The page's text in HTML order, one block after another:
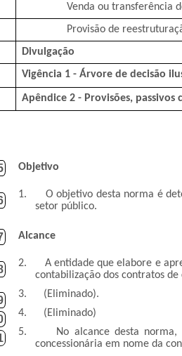
Venda ou transferência
Provisão de
Divulgação
Vigência 1 - Árvore de decisão
Apêndice 2 - Provisões,
Objetivo
1.
O objetivo desta norma é
setor público.
Alcance
2.
A entidade que elabore e
contabilização dos contratos de
3. (Eliminado).
4. (Eliminado)
5.
No alcance desta norma,
concessionária em nome da